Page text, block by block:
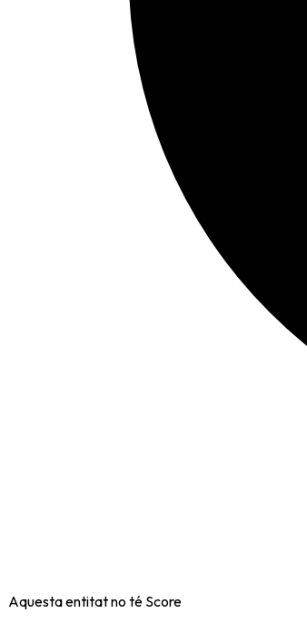
Aquesta entitat no té Score